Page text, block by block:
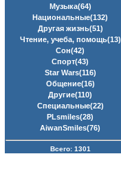
Музыка(64)
Национальные(132)
Другая жизнь(51)
Чтение, учеба, помощь(13)
Сон(42)
Спорт(43)
Star Wars(116)
Общение(16)
Другие(110)
Специальные(22)
PLsmiles(28)
AiwanSmiles(76)
Всего: 1301